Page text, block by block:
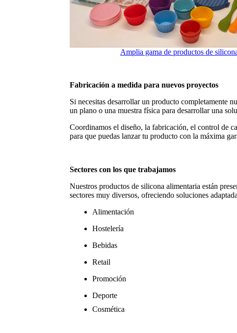
Amplia gama de productos de
Fabricación a medida para nuevos proyectos
Si necesitas desarrollar un producto completamente
un plano o una muestra física para desarrollar una
Coordinamos el diseño, la fabricación, el control de
para que puedas lanzar tu producto con la máxima
Sectores con los que trabajamos
Nuestros productos de silicona alimentaria están
sectores muy diversos, ofreciendo soluciones
Alimentación
Hostelería
Bebidas
Retail
Promoción
Deporte
Cosmética